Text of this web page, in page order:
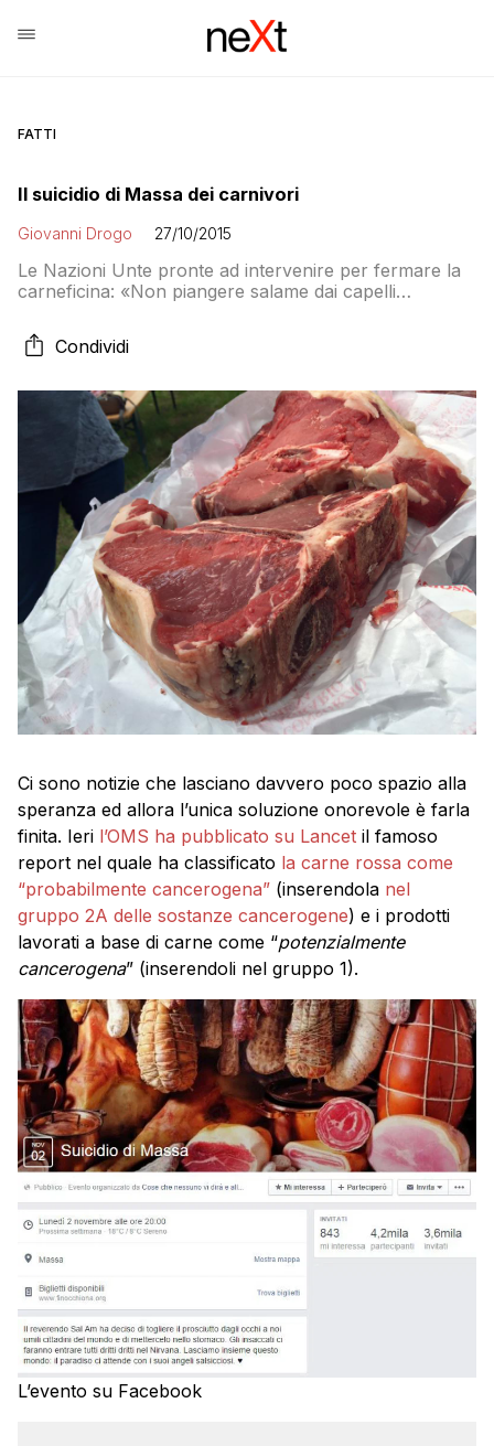
FATTI
Il suicidio di Massa dei carnivori
Giovanni Drogo 27/10/2015
Le Nazioni Unte pronte ad intervenire per fermare la
carneficina: «Non piangere salame dai capelli
Condividi
Ci sono notizie che lasciano davvero poco spazio alla
speranza ed allora l’unica soluzione onorevole è farla
finita. Ieri l’OMS ha pubblicato su Lancet il famoso
report nel quale ha classificato la carne rossa come
“probabilmente cancerogena” (inserendola nel
gruppo 2A delle sostanze cancerogene) e i prodotti
lavorati a base di carne come “potenzialmente
cancerogena” (inserendoli nel gruppo 1).
L’evento su Facebook